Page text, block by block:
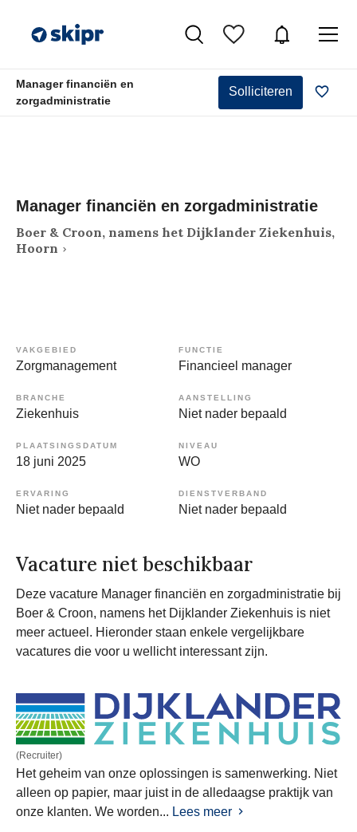
Manager financiën en
zorgadministratie
Solliciteren
Manager financiën en zorgadministratie
Boer & Croon, namens het Dijklander Ziekenhuis,
Hoorn
VAKGEBIED
Zorgmanagement
FUNCTIE
Financieel manager
BRANCHE
Ziekenhuis
AANSTELLING
Niet nader bepaald
PLAATSINGSDATUM
18 juni 2025
NIVEAU
WO
ERVARING
Niet nader bepaald
DIENSTVERBAND
Niet nader bepaald
Vacature niet beschikbaar
Deze vacature Manager financiën en zorgadministratie bij
Boer & Croon, namens het Dijklander Ziekenhuis is niet
meer actueel. Hieronder staan enkele vergelijkbare
vacatures die voor u wellicht interessant zijn.
(Recruiter)
Het geheim van onze oplossingen is samenwerking. Niet
alleen op papier, maar juist in de alledaagse praktijk van
onze klanten. We worden... Lees meer